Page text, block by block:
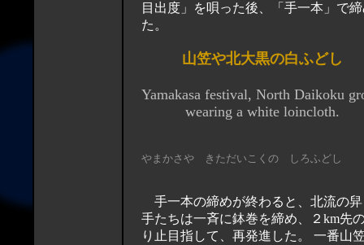
目出度」を唄った後、「手一本」で
た。
山笠や北大黒の白ふどし
Yamakasa festival, North Daikoku
wearing a white loincloth.
やまかさや きただいこくの しろふどし
手一本の締めが終わると、北流の
手たちは一斉に鉢巻を締め、２km先
り止目指して、再発進した。 一番